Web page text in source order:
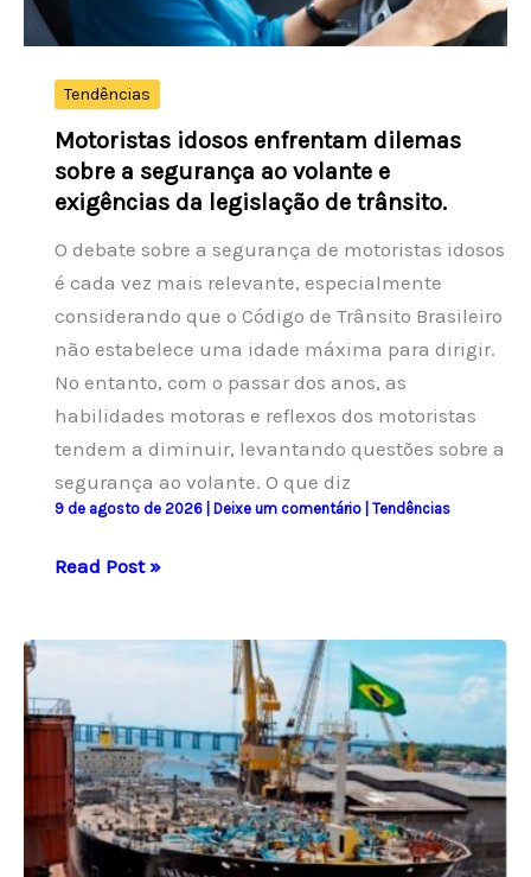
em
2025,
segundo
INE
Tendências
Motoristas idosos enfrentam dilemas
sobre a segurança ao volante e
exigências da legislação de trânsito.
O debate sobre a segurança de motoristas idosos
é cada vez mais relevante, especialmente
considerando que o Código de Trânsito Brasileiro
não estabelece uma idade máxima para dirigir.
No entanto, com o passar dos anos, as
habilidades motoras e reflexos dos motoristas
tendem a diminuir, levantando questões sobre a
segurança ao volante. O que diz
9 de agosto de 2026 Deixe um comentário Tendências
Motoristas
sobre
a
segurança
ao
volante
e
Read Post »